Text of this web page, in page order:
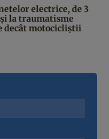
electrice, de 3
la traumatisme
decât motocicliștii